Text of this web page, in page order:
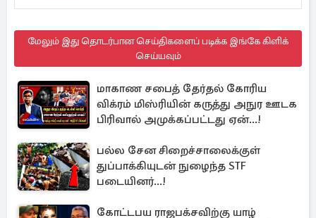
மேலும் இது தொடர்பான செய்திகளைப் படிக்க இங்கே கிளிக்
செய்யவும்
மாகாண சபைத் தேர்தல் கோரிய
விக்ரம் மிஸ்ரியின் கருத்து அநுர ஊடக
பிரிவால் அமுக்கப்பட்டது ஏன்...!
பல்ல சேன சிறைச்சாலைக்குள்
துப்பாக்கியுடன் நுழைந்த STF
படையினர்...!
கோட்டபய ராஜபக்சவிற்கு யாழ்